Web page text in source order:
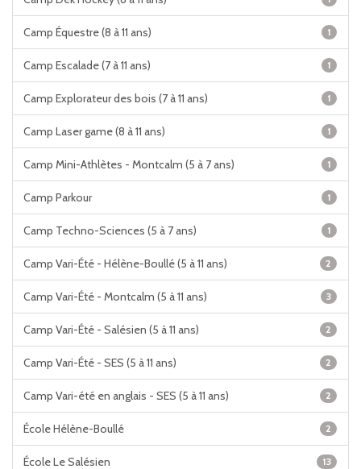
Camp Équestre (8 à 11 ans) 1
Camp Escalade (7 à 11 ans) 1
Camp Explorateur des bois (7 à 11 ans) 1
Camp Laser game (8 à 11 ans) 1
Camp Mini-Athlètes - Montcalm (5 à 7 ans) 1
Camp Parkour 1
Camp Techno-Sciences (5 à 7 ans) 1
Camp Vari-Été - Hélène-Boullé (5 à 11 ans) 2
Camp Vari-Été - Montcalm (5 à 11 ans) 3
Camp Vari-Été - Salésien (5 à 11 ans) 2
Camp Vari-Été - SES (5 à 11 ans) 2
Camp Vari-été en anglais - SES (5 à 11 ans) 2
École Hélène-Boullé 2
École Le Salésien 13